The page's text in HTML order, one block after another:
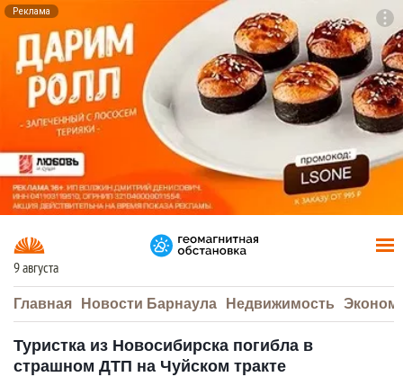
Реклама
9 августа
Главная Новости Барнаула Недвижимость
Туристка из Новосибирска погибла в
страшном ДТП на Чуйском тракте